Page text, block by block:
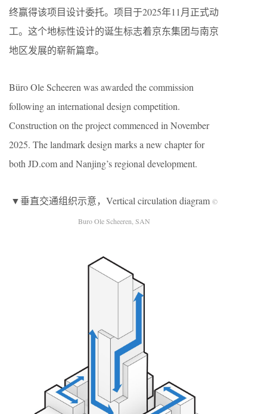
终赢得该项目设计委托。项目于2025年11月正式动
工。这个地标性设计的诞生标志着京东集团与南京
地区发展的崭新篇章。
Büro Ole Scheeren was awarded the commission
following an international design competition.
Construction on the project commenced in November
2025. The landmark design marks a new chapter for
both JD.com and Nanjing’s regional development.
▼垂直交通组织示意，Vertical circulation diagram ©
Buro Ole Scheeren, SAN